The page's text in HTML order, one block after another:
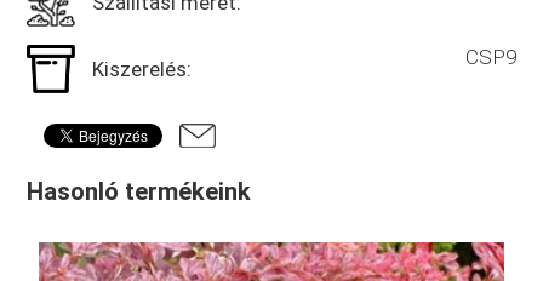
Kiszerelés: CSP9
Hasonló termékeink